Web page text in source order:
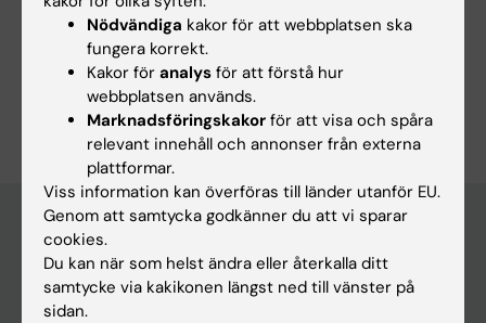
Cell- och molekylärbiologi
Immunologi inom det medicinska området
Är du Erik Hyllner?
Redigera din profil
Huvudmeny
Utbildning
Nödvändiga kakor för att webbplatsen ska
fungera korrekt.
Kakor för analys för att förstå hur
webbplatsen används.
Marknadsföringskakor för att visa och spåra
relevant innehåll och annonser från externa
plattformar.
Viss information kan överföras till länder utanför EU.
Genom att samtycka godkänner du att vi sparar
cookies.
Du kan när som helst ändra eller återkalla ditt
samtycke via kakikonen längst ned till vänster på
sidan.